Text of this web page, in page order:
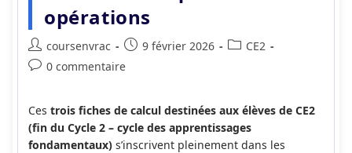
opérations
Auteur/autrice
de
coursenvrac
Publication
publiée :
9 février 2026
PostCE2
Commentaires
publication :
0 commentaire
Ces trois fiches de calcul destinées aux élèves de CE2
(fin du Cycle 2 – cycle des apprentissages
fondamentaux)s’inscrivent pleinement dans les